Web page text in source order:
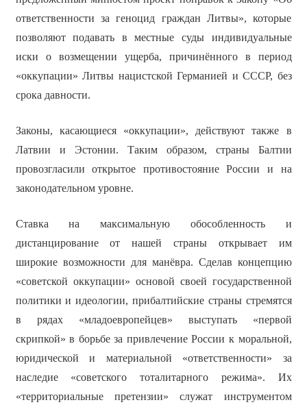
ответственности за геноцид граждан Литвы», которые
позволяют подавать в местные суды индивидуальные
иски о возмещении ущерба, причинённого в период
«оккупации» Литвы нацистской Германией и СССР, без
срока давности.
Законы, касающиеся «оккупации», действуют также в
Латвии и Эстонии. Таким образом, страны Балтии
провозгласили открытое противостояние России и на
законодательном уровне.
Ставка на максимальную обособленность и
дистанцирование от нашей страны открывает им
широкие возможности для манёвра. Сделав концепцию
«советской оккупации» основой своей государственной
политики и идеологии, прибалтийские страны стремятся
в рядах «младоевропейцев» выступать «первой
скрипкой» в борьбе за привлечение России к моральной,
юридической и материальной «ответственности» за
наследие «советского тоталитарного режима». Их
«территориальные претензии» служат инструментом